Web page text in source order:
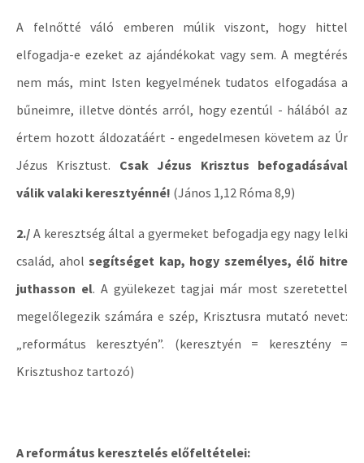
A felnőtté váló emberen múlik viszont, hogy hittel
elfogadja-e ezeket az ajándékokat vagy sem. A megtérés
nem más, mint Isten kegyelmének tudatos elfogadása a
bűneimre, illetve döntés arról, hogy ezentúl - hálából az
értem hozott áldozatáért - engedelmesen követem az Úr
Jézus Krisztust. Csak Jézus Krisztus befogadásával
válik valaki keresztyénné! (János 1,12 Róma 8,9)
2./ A keresztség által a gyermeket befogadja egy nagy lelki
család, aholsegítséget kap, hogy személyes, élő hitre
juthasson el. A gyülekezet tagjai már most szeretettel
megelőlegezik számára e szép, Krisztusra mutató nevet:
„református keresztyén”. (keresztyén = keresztény =
Krisztushoz tartozó)
A református keresztelés előfeltételei: